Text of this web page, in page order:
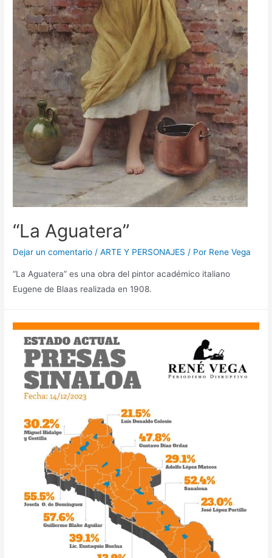
“La Aguatera”
Dejar un comentario /ARTE Y PERSONAJES / Por Rene Vega
“La Aguatera” es una obra del pintor académico italiano
Eugene de Blaas realizada en 1908.